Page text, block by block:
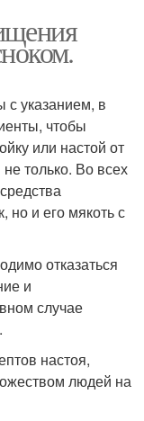
указанием, в
чтобы
или настой от
только. Во всех
но и его мякоть с
отказаться
и
случае
настоя,
людей на